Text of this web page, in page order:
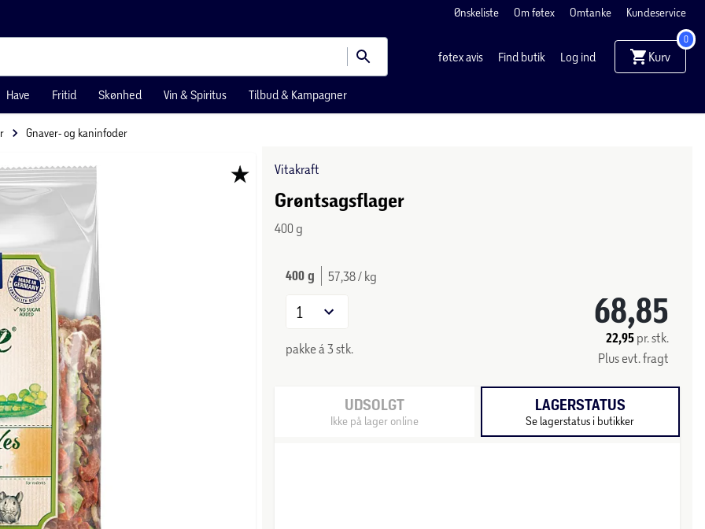
Ønskeliste Om føtex Omtanke Kundeservice
føtex avis Find butik Log ind Kurv
0
Have Fritid Skønhed Vin & Spiritus Tilbud & Kampagner
Gnaver- og kaninfoder
Vitakraft
Grøntsagsflager
400 g
400 g 57,38 / kg
68,85
22,95pr. stk.
Plus evt. fragt
1
pakke á 3 stk.
UDSOLGT
Ikke på lager online
LAGERSTATUS
Se lagerstatus i butikker